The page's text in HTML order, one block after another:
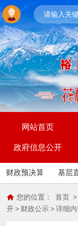
网站首页
政府信息公开
财政预决算 基层
您的位置： 首页 >
开 > 财政公示 > 详细内